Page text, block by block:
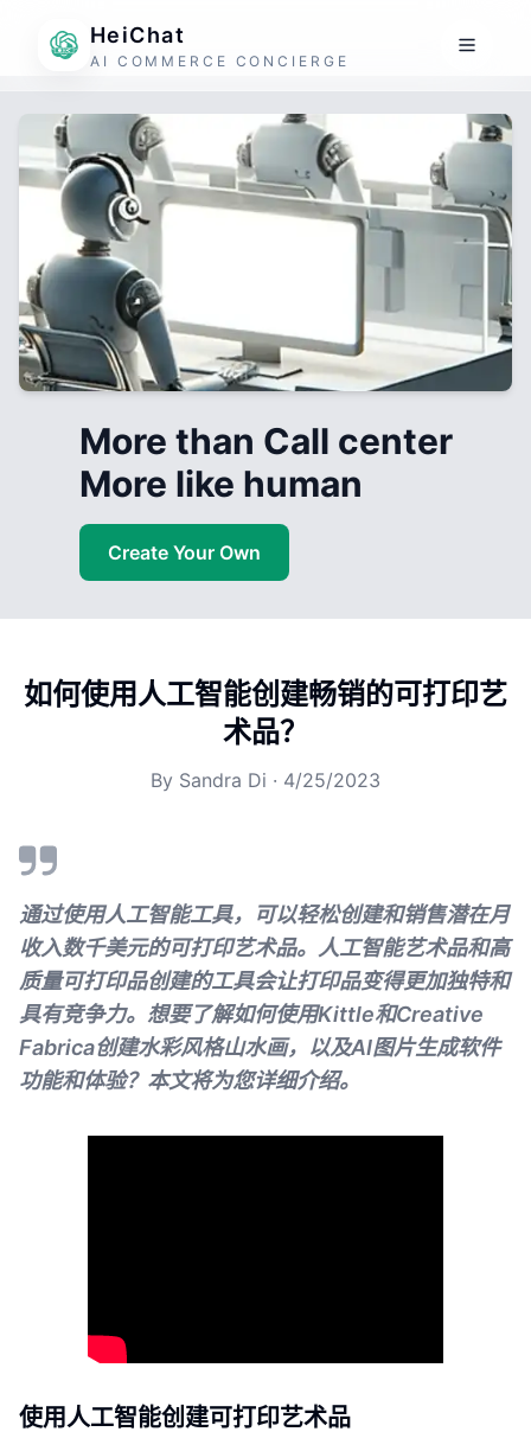
HeiChat
AI COMMERCE CONCIERGE
More than Call center
More like human
Create Your Own
如何使用人工智能创建畅销的可打印艺
术品？
By Sandra Di · 4/25/2023
通过使用人工智能工具，可以轻松创建和销售潜在月
收入数千美元的可打印艺术品。人工智能艺术品和高
质量可打印品创建的工具会让打印品变得更加独特和
具有竞争力。想要了解如何使用Kittle和Creative
Fabrica创建水彩风格山水画，以及AI图片生成软件
功能和体验？本文将为您详细介绍。
使用人工智能创建可打印艺术品